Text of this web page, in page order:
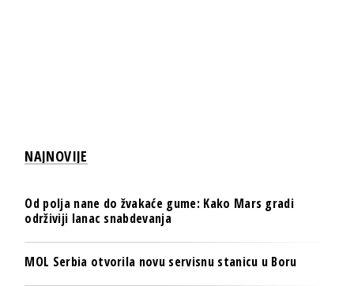
NAJNOVIJE
Od polja nane do žvakaće gume: Kako Mars gradi
održiviji lanac snabdevanja
MOL Serbia otvorila novu servisnu stanicu u Boru